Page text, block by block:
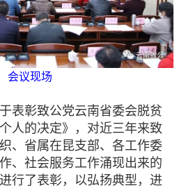
彩云南
会议现场
彰致公党云南省委会脱贫
人的决定》，对近三年来致
、省属在昆支部、各工作委
、社会服务工作涌现出来的
行了表彰，以弘扬典型，进